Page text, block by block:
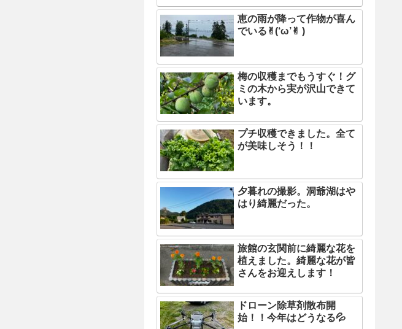
恵の雨が降って作物が喜ん
でいる✌︎(‘ω’✌︎ )
梅の収穫までもうすぐ！グ
ミの木から実が沢山できて
います。
プチ収穫できました。全て
が美味しそう！！
夕暮れの撮影。洞爺湖はや
はり綺麗だった。
旅館の玄関前に綺麗な花を
植えました。綺麗な花が皆
さんをお迎えします！
ドローン除草剤散布開
始！！今年はどうなる💦